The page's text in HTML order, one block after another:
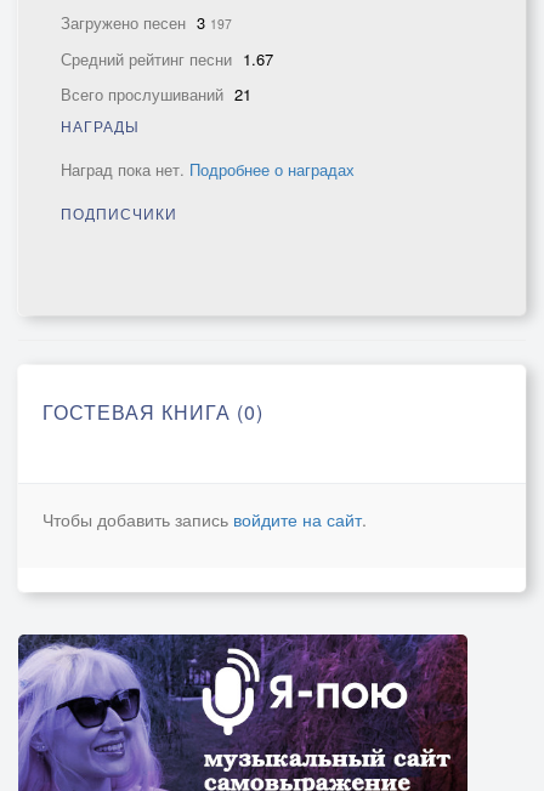
Загружено песен 3 197
Средний рейтинг песни 1.67
Всего прослушиваний 21
НАГРАДЫ
Наград пока нет. Подробнее о наградах
ПОДПИСЧИКИ
ГОСТЕВАЯ КНИГА (0)
Чтобы добавить запись войдите на сайт.